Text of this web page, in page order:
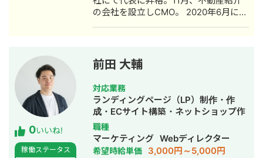
問合せ：CV10件/月 【得意分野】 SEO
戦略設計・運用改善 ディレクション業
祉系（補助金関連事業） ・店舗ビジネ
ス 【経歴】 ▼2017年 法政大学 卒業
▼2017年4月～2021年10月 注文住宅
To C営業 ▼2022年2月～2023年7月
株式会社ウィルゲート 入社 ・WEB
コンサルティング商材の法人営業（計
200社以上の課題特定と提案） ・SEO
コンサルタントとしてSEO施策の提
案・運用・ディレクションを担当 ・そ
の会社を設立しCMO。 2020年6月にキ
に強みを持ったマーケティングコンサ
ルを行う個人会社SNOW WHITE（現ス
ノーホワイト）を設立。11月、完全無
所属の札幌市議会議員山口かずさ連合
後援会代表。 2023年12月、今井とお
る政策研究会代表。 2024年3月、みろ
く経政研究会会計責任者の職務代行
者。10月、スノーホワイトの子会社と
してジュエリー販売会社Snow
0いいね!
稼働ステータス
前田 大輔
対応業務
ランディングページ（LP）制作・作
成・ECサイト構築・ネットショップ作
成代行・SEO対策・新規事業立上・
SNS運用代行・ホームページ制作・作
成・バナー制作・デザイン・リスティ
職種
マーケティング Webディレクター
希望時給単価 3,000円～5,000円